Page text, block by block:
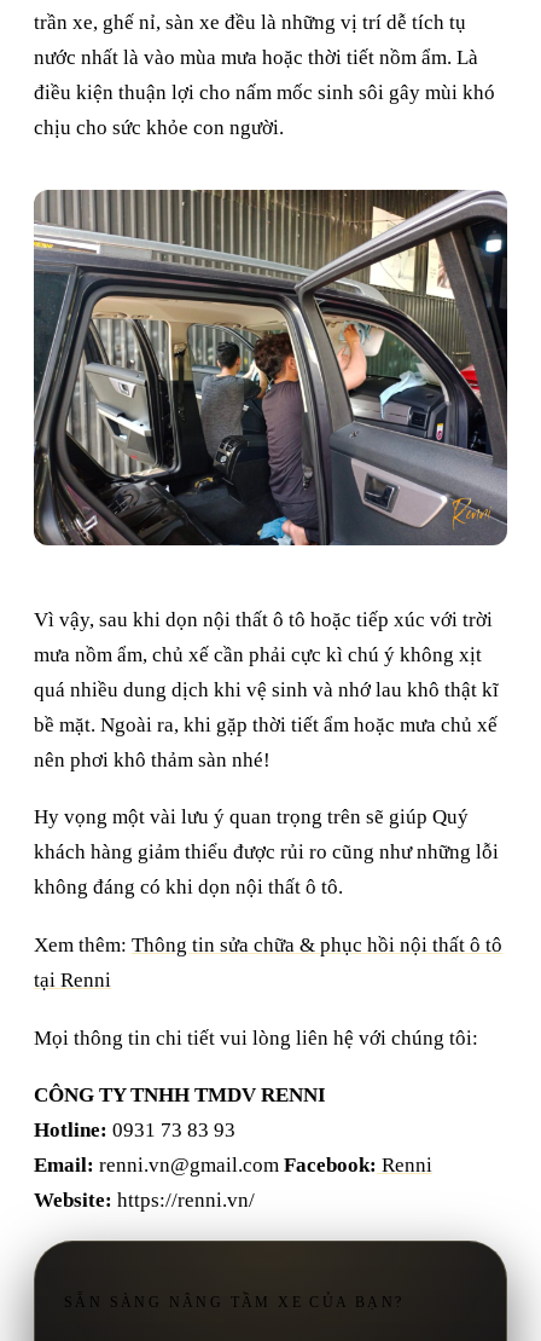
trần xe, ghế nỉ, sàn xe đều là những vị trí dễ tích tụ
nước nhất là vào mùa mưa hoặc thời tiết nồm ẩm. Là
điều kiện thuận lợi cho nấm mốc sinh sôi gây mùi khó
chịu cho sức khỏe con người.
Vì vậy, sau khi dọn nội thất ô tô hoặc tiếp xúc với trời
mưa nồm ẩm, chủ xế cần phải cực kì chú ý không xịt
quá nhiều dung dịch khi vệ sinh và nhớ lau khô thật kĩ
bề mặt. Ngoài ra, khi gặp thời tiết ẩm hoặc mưa chủ xế
nên phơi khô thảm sàn nhé!
Hy vọng một vài lưu ý quan trọng trên sẽ giúp Quý
khách hàng giảm thiểu được rủi ro cũng như những lỗi
không đáng có khi dọn nội thất ô tô.
Xem thêm: Thông tin sửa chữa & phục hồi nội thất ô tô
tại Renni
Mọi thông tin chi tiết vui lòng liên hệ với chúng tôi:
CÔNG TY TNHH TMDV RENNI
Hotline: 0931 73 83 93
Email: renni.vn@gmail.com Facebook: Renni
Website: https://renni.vn/
SẴN SÀNG NÂNG TẦM XE CỦA BẠN?